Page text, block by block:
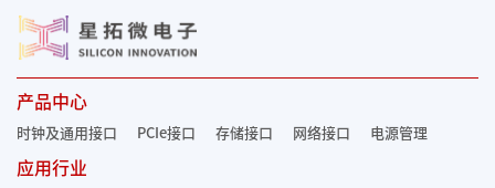
产品中心
时钟及通用接口 PCIe接口 存储接口 网络接口 电源管理
应用行业